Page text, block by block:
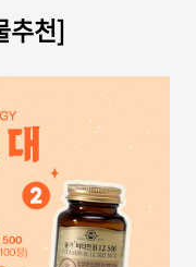
추천]